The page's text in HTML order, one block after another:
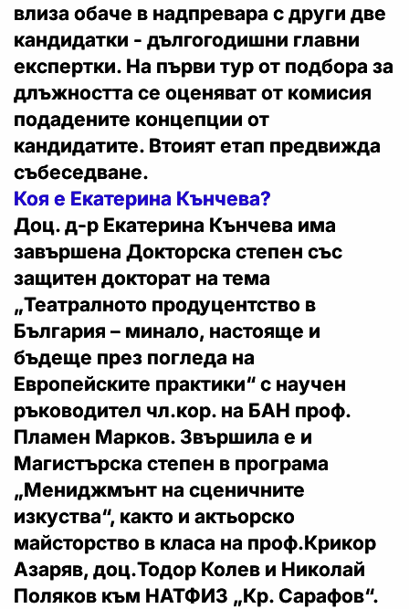
влиза обаче в надпревара с други две
кандидатки - дългогодишни главни
експертки. На първи тур от подбора за
длъжността се оценяват от комисия
подадените концепции от
кандидатите. Втоият етап предвижда
събеседване.
Коя е Екатерина Кънчева?
Доц. д-р Екатерина Кънчева има
завършена Докторска степен със
защитен докторат на тема
„Театралното продуцентство в
България – минало, настояще и
бъдеще през погледа на
Европейските практики“ с научен
ръководител чл.кор. на БАН проф.
Пламен Марков. Звършила е и
Магистърска степен в програма
„Мениджмънт на сценичните
изкуства“, както и актьорско
майсторство в класа на проф.Крикор
Азаряв, доц.Тодор Колев и Николай
Поляков към НАТФИЗ „Кр. Сарафов“.